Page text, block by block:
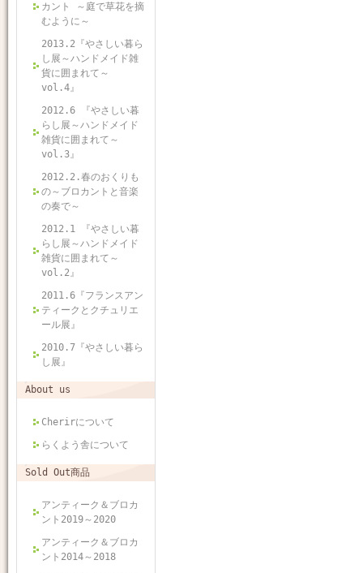
カント ～庭で草花を摘
むように～
2013.2『やさしい暮ら
し展～ハンドメイド雑
貨に囲まれて～
vol.4』
2012.6 『やさしい暮
らし展～ハンドメイド
雑貨に囲まれて～
vol.3』
2012.2.春のおくりも
の～ブロカントと音楽
の奏で～
2012.1 『やさしい暮
らし展～ハンドメイド
雑貨に囲まれて～
vol.2』
2011.6『フランスアン
ティークとクチュリエ
ール展』
2010.7『やさしい暮ら
し展』
About us
Cherirについて
らくよう舎について
Sold Out商品
アンティーク＆ブロカ
ント2019～2020
アンティーク＆ブロカ
ント2014～2018